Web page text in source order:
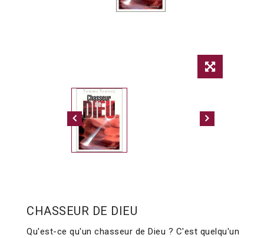
CHASSEUR DE DIEU
Qu'est-ce qu'un chasseur de Dieu ? C'est quelqu'un